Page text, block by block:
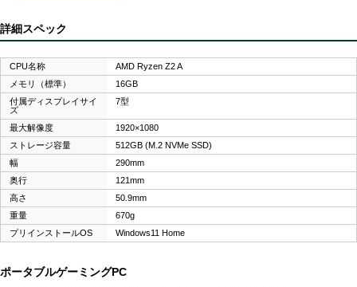
詳細スペック
CPU名称
AMD Ryzen Z2 A
メモリ（標準）
16GB
付属ディスプレイサイ
ズ
7型
最大解像度
1920×1080
ストレージ容量
512GB (M.2 NVMe SSD)
幅
290mm
奥行
121mm
高さ
50.9mm
重量
670g
プリインストールOS
Windows11 Home
ポータブルゲーミングPC